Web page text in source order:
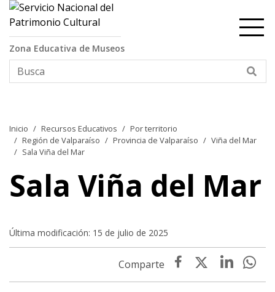
Contenido principal
Zona Educativa de Museos
Inicio Recursos Educativos
Por territorio
Región de Valparaíso
Provincia de Valparaíso
Viña del Mar
Sala Viña del Mar
Sala Viña del Mar
Última modificación: 15 de julio de 2025